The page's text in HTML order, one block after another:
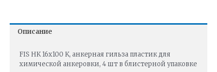
Описание
FIS HK 16х100 K, анкерная гильза пластик для
химической анкеровки, 4 шт в блистерной упаковке